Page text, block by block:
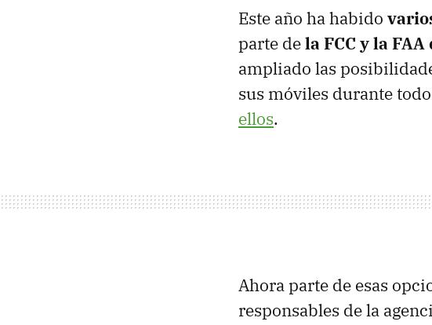
Este año ha habido
parte dela FCC y la
ampliado las
sus móviles durante
ellos.
Ahora parte de esas
responsables de la